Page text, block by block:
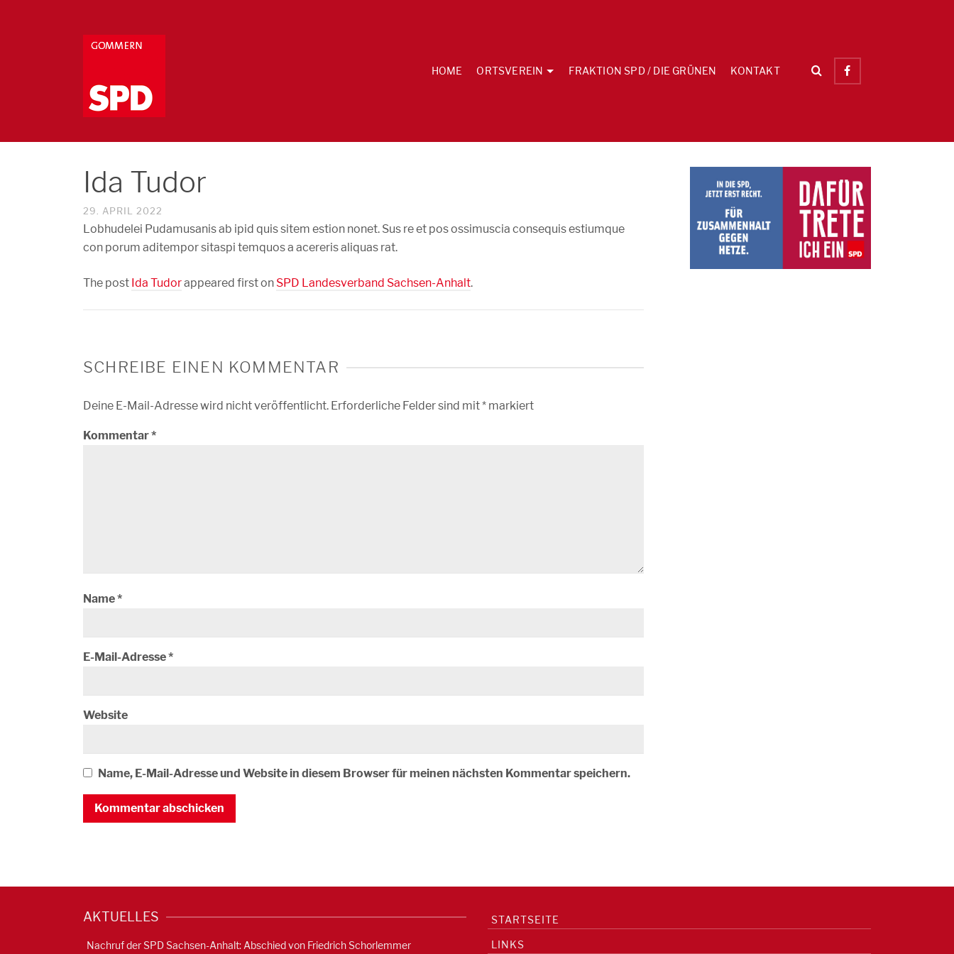
HOME ORTSVEREIN FRAKTION SPD / DIE GRÜNEN KONTAKT
Ida Tudor
29. APRIL 2022
Lobhudelei Pudamusanis ab ipid quis sitem estion nonet. Sus re et pos ossimuscia consequis estiumque
con porum aditempor sitaspi temquos a acereris aliquas rat.
The post Ida Tudorappeared first on SPD Landesverband Sachsen-Anhalt.
SCHREIBE EINEN KOMMENTAR
Deine E-Mail-Adresse wird nicht veröffentlicht. Erforderliche Felder sind mit* markiert
Kommentar*
Name*
E-Mail-Adresse*
Website
Name, E-Mail-Adresse und Website in diesem Browser für meinen nächsten Kommentar speichern.
AKTUELLES
Nachruf der SPD Sachsen-Anhalt: Abschied von Friedrich Schorlemmer
STARTSEITE
LINKS